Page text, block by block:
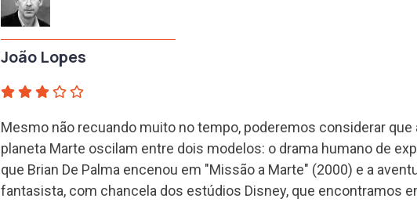
João Lopes
Mesmo não recuando muito no tempo, poderemos considerar
planeta Marte oscilam entre dois modelos: o drama humano de
que Brian De Palma encenou em "Missão a Marte" (2000) e a
fantasista, com chancela dos estúdios Disney, que encontramos